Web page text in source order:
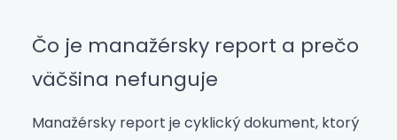
Čo je manažérsky report a prečo
väčšina nefunguje
Manažérsky report je cyklický dokument, ktorý